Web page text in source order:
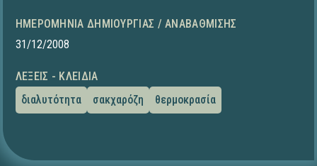
ΗΜΕΡΟΜΗΝΊΑ ΔΗΜΙΟΥΡΓΊΑΣ / ΑΝΑΒΆΘΜΙΣΗΣ
31/12/2008
ΛΈΞΕΙΣ - ΚΛΕΙΔΙΆ
διαλυτότητα
σακχαρόζη θερμοκρασία